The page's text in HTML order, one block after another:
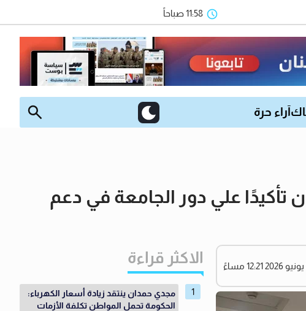
11:58 صباحاً
آراء حرة
علي دور الجامعة في دعم
الاكثر قراءة
مجدي حمدان ينتقد زيادة أسعار الكهرباء:
الحكومة تحمل المواطن تكلفة الأزمات